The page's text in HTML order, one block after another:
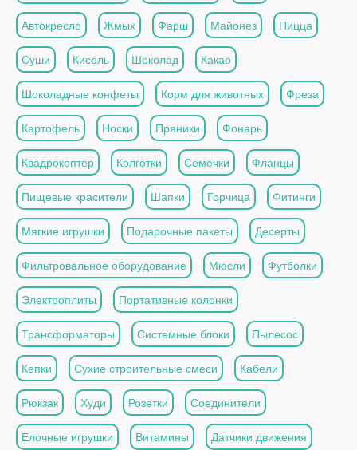
Автокресло Жмых Фарш Майонез Пицца
Суши Кисель Шоколад Какао
Шоколадные конфеты Корм для животных Фреза
Картофель Носки Пряники Фонарь
Квадрокоптер Колготки Семечки Фланцы
Пищевые красители Шапки Горчица Фитинги
Мягкие игрушки Подарочные пакеты Десерты
Фильтровальное оборудование Мюсли Футболки
Электроплиты Портативные колонки
Трансформаторы Системные блоки Пылесос
Кепки Сухие строительные смеси Кабели
Рюкзак Худи Розетки Соединители
Елочные игрушки Витамины Датчики движения